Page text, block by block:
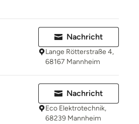
Nachricht
Lange Rötterstraße 4,
68167 Mannheim
Nachricht
Eco Elektrotechnik,
68239 Mannheim